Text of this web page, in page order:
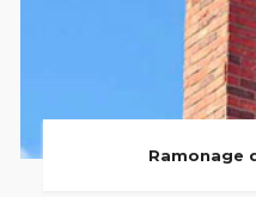
Ramonage